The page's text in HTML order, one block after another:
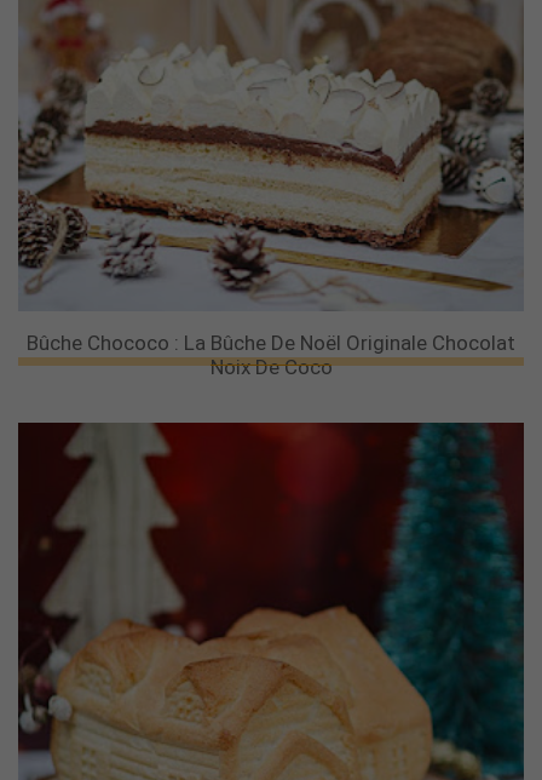
Bûche Chococo : La Bûche De Noël Originale Chocolat
Noix De Coco